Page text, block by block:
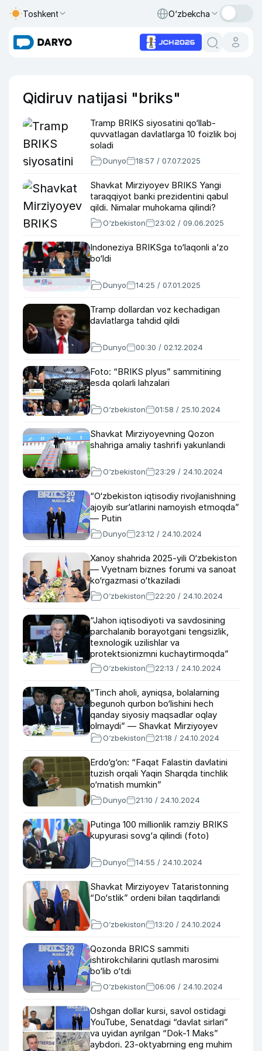
Toshkent O‘zbekcha
Qidiruv natijasi "briks"
Tramp BRIKS siyosatini qo‘llab-
quvvatlagan davlatlarga 10 foizlik boj
soladi
Dunyo 18:57 / 07.07.2025
Shavkat Mirziyoyev BRIKS Yangi
taraqqiyot banki prezidentini qabul
qildi. Nimalar muhokama qilindi?
O‘zbekiston 23:02 / 09.06.2025
Indoneziya BRIKSga to‘laqonli a’zo
bo‘ldi
Dunyo 14:25 / 07.01.2025
Tramp dollardan voz kechadigan
davlatlarga tahdid qildi
Dunyo 00:30 / 02.12.2024
Foto: “BRIKS plyus” sammitining
esda qolarli lahzalari
O‘zbekiston 01:58 / 25.10.2024
Shavkat Mirziyoyevning Qozon
shahriga amaliy tashrifi yakunlandi
O‘zbekiston 23:29 / 24.10.2024
“O‘zbekiston iqtisodiy rivojlanishning
ajoyib sur’atlarini namoyish etmoqda”
— Putin
Dunyo 23:12 / 24.10.2024
Xanoy shahrida 2025-yili O‘zbekiston
— Vyetnam biznes forumi va sanoat
ko‘rgazmasi o‘tkaziladi
O‘zbekiston 22:20 / 24.10.2024
“Jahon iqtisodiyoti va savdosining
parchalanib borayotgani tengsizlik,
texnologik uzilishlar va
protektsionizmni kuchaytirmoqda”
— O‘zbekiston prezidenti
O‘zbekiston 22:13 / 24.10.2024
“Tinch aholi, ayniqsa, bolalarning
begunoh qurbon bo‘lishini hech
qanday siyosiy maqsadlar oqlay
olmaydi” — Shavkat Mirziyoyev
O‘zbekiston 21:18 / 24.10.2024
Erdo‘g‘on: “Faqat Falastin davlatini
tuzish orqali Yaqin Sharqda tinchlik
o‘rnatish mumkin”
Dunyo 21:10 / 24.10.2024
Putinga 100 millionlik ramziy BRIKS
kupyurasi sovg‘a qilindi (foto)
Dunyo 14:55 / 24.10.2024
Shavkat Mirziyoyev Tataristonning
“Do‘stlik” ordeni bilan taqdirlandi
O‘zbekiston 13:20 / 24.10.2024
Qozonda BRIСS sammiti
ishtirokchilarini qutlash marosimi
bo‘lib o‘tdi
O‘zbekiston 06:06 / 24.10.2024
Oshgan dollar kursi, savol ostidagi
YouTube, Senatdagi “davlat sirlari”
va uyidan ayrilgan “Dok-1 Maks”
aybdori. 23-oktyabrning eng muhim